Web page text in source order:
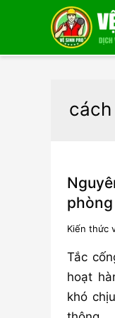
Kiến thức
Tắc
hoạt
khó